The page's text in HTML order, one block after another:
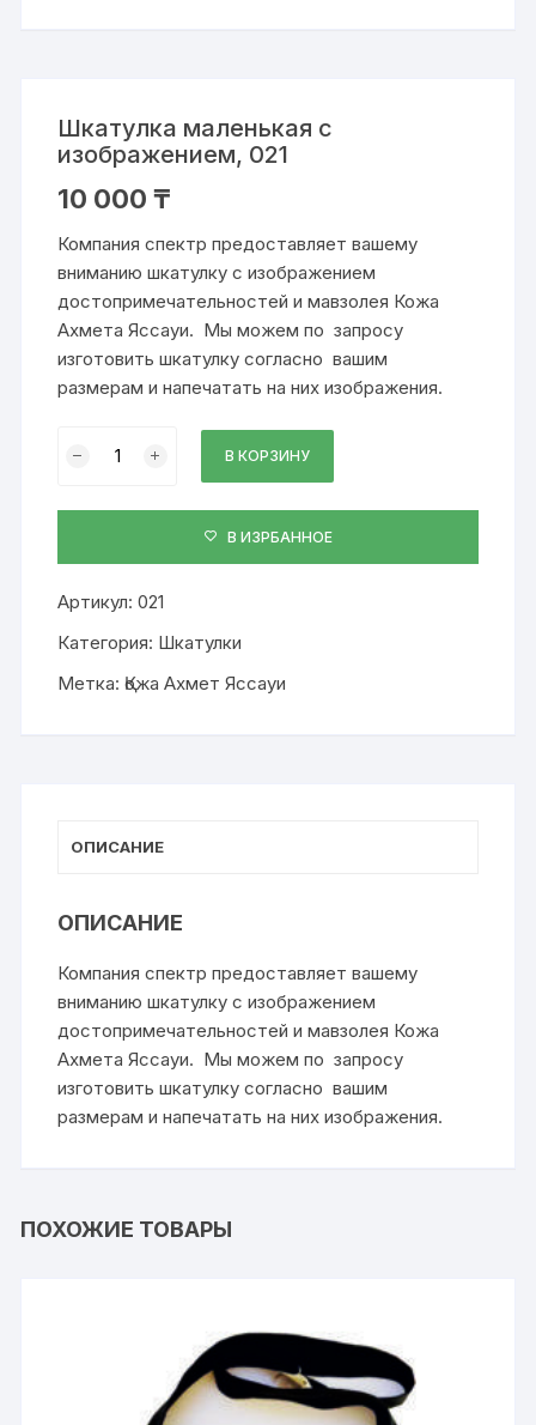
Шкатулка маленькая с
изображением, 021
10 000₸
Компания спектр предоставляет вашему
вниманию шкатулку с изображением
достопримечательностей и мавзолея Кожа
Ахмета Яссауи. Мы можем по запросу
изготовить шкатулку согласно вашим
размерам и напечатать на них изображения.
Шкатулка
В КОРЗИНУ
В ИЗРБАННОЕ
Артикул:021
Категория: Шкатулки
Метка:Қожа Ахмет Яссауи
ОПИСАНИЕ
ОПИСАНИЕ
Компания спектр предоставляет вашему
вниманию шкатулку с изображением
достопримечательностей и мавзолея Кожа
Ахмета Яссауи. Мы можем по запросу
изготовить шкатулку согласно вашим
размерам и напечатать на них изображения.
ПОХОЖИЕ ТОВАРЫ